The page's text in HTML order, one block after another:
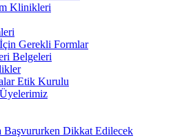
Klinikleri
Gerekli Formlar
Belgeleri
Etik Kurulu
Dikkat Edilecek